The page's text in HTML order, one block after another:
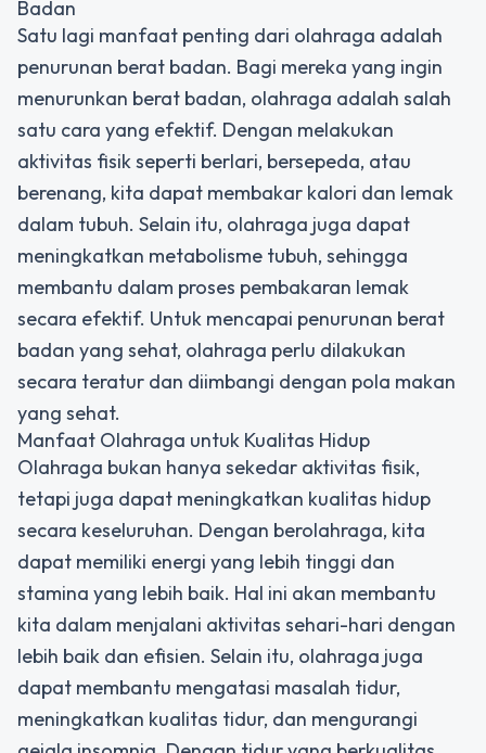
Badan
Satu lagi manfaat penting dari olahraga adalah
penurunan berat badan. Bagi mereka yang ingin
menurunkan berat badan, olahraga adalah salah
satu cara yang efektif. Dengan melakukan
aktivitas fisik seperti berlari, bersepeda, atau
berenang, kita dapat membakar kalori dan lemak
dalam tubuh. Selain itu, olahraga juga dapat
meningkatkan metabolisme tubuh, sehingga
membantu dalam proses pembakaran lemak
secara efektif. Untuk mencapai penurunan berat
badan yang sehat, olahraga perlu dilakukan
secara teratur dan diimbangi dengan pola makan
yang sehat.
Manfaat Olahraga untuk Kualitas Hidup
Olahraga bukan hanya sekedar aktivitas fisik,
tetapi juga dapat meningkatkan kualitas hidup
secara keseluruhan. Dengan berolahraga, kita
dapat memiliki energi yang lebih tinggi dan
stamina yang lebih baik. Hal ini akan membantu
kita dalam menjalani aktivitas sehari-hari dengan
lebih baik dan efisien. Selain itu, olahraga juga
dapat membantu mengatasi masalah tidur,
meningkatkan kualitas tidur, dan mengurangi